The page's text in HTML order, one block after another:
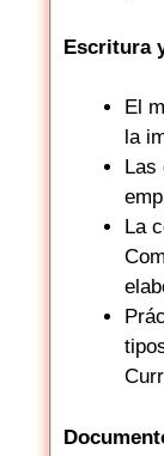
Escritura
El
la
Las
La